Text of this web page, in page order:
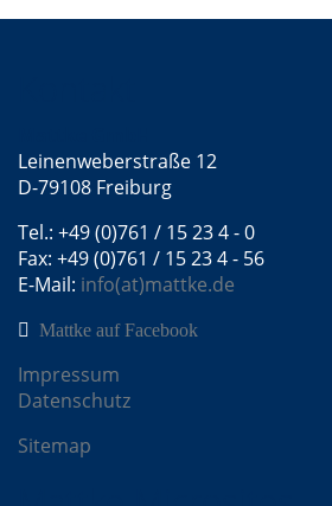
Leinenweberstraße 12
D-79108 Freiburg
Tel.: +49 (0)761 / 15 23 4 - 0
Fax: +49 (0)761 / 15 23 4 - 56
E-Mail: info(at)mattke.de
Mattke auf Facebook
Impressum
Datenschutz
Sitemap